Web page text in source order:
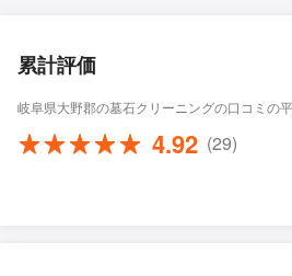
累計評価
岐阜県大野郡の墓石クリーニングの口コミの
4.92 (29)